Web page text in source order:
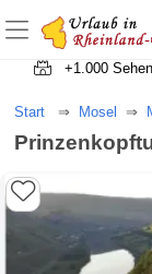
+1.000
Start Mosel